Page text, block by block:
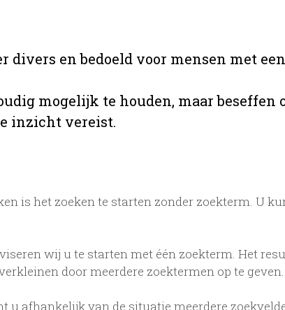
divers en bedoeld voor mensen met
mogelijk te houden, maar beseffen
inzicht vereist.
is het zoeken te starten zonder zoekterm. U
wij u te starten met één zoekterm. Het
door meerdere zoektermen op te geven.
u afhankelijk van de situatie meerdere